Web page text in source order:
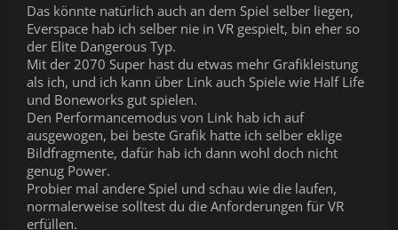
Das könnte natürlich auch an dem Spiel selber liegen,
Everspace hab ich selber nie in VR gespielt, bin eher so
der Elite Dangerous Typ.
Mit der 2070 Super hast du etwas mehr Grafikleistung
als ich, und ich kann über Link auch Spiele wie Half Life
und Boneworks gut spielen.
Den Performancemodus von Link hab ich auf
ausgewogen, bei beste Grafik hatte ich selber eklige
Bildfragmente, dafür hab ich dann wohl doch nicht
genug Power.
Probier mal andere Spiel und schau wie die laufen,
normalerweise solltest du die Anforderungen für VR
erfüllen.